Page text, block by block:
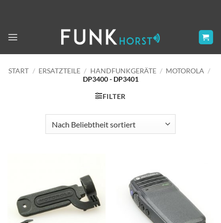
START / ERSATZTEILE / HANDFUNKGERÄTE / MOTOROLA /
DP3400 - DP3401
FILTER